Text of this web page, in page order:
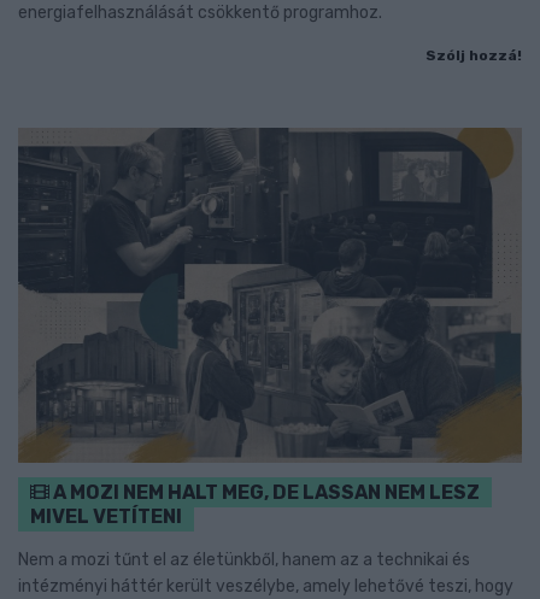
energiafelhasználását csökkentő programhoz.
Szólj hozzá!
A MOZI NEM HALT MEG, DE LASSAN NEM LESZ
MIVEL VETÍTENI
Nem a mozi tűnt el az életünkből, hanem az a technikai és
intézményi háttér került veszélybe, amely lehetővé teszi, hogy